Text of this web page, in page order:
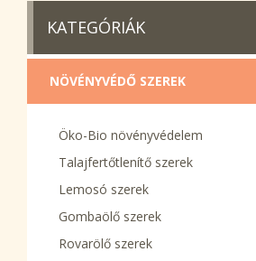
KATEGÓRIÁK
NÖVÉNYVÉDŐ SZEREK
Öko-Bio növényvédelem
Talajfertőtlenítő szerek
Lemosó szerek
Gombaölő szerek
Rovarölő szerek